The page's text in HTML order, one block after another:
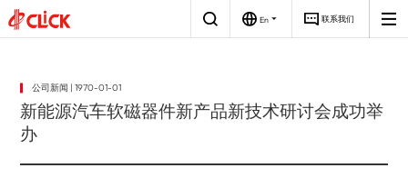
En 联系我们
元件
赋能全球新能源
和电源解决方案
创新驱动，助力
智能的未来
解决方案
我们
全球著名的磁性
元件和电源技术
解决方案供应商
发展历程
荣誉资质
公司新闻 | 1970-01-01
新能源汽车软磁器件新产品新技术研讨会成功举
办